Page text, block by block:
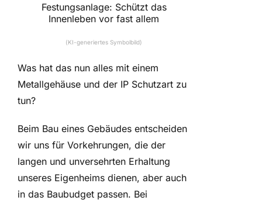
Festungsanlage: Schützt das
Innenleben vor fast allem
(KI-generiertes Symbolbild)
Was hat das nun alles mit einem
Metallgehäuse und der IP Schutzart zu
tun?
Beim Bau eines Gebäudes entscheiden
wir uns für Vorkehrungen, die der
langen und unversehrten Erhaltung
unseres Eigenheims dienen, aber auch
in das Baubudget passen. Bei